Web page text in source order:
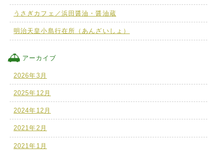
うさぎカフェ／浜田醤油・醤油蔵
明治天皇小島行在所（あんざいしょ）
アーカイブ
2026年3月
2025年12月
2024年12月
2021年2月
2021年1月